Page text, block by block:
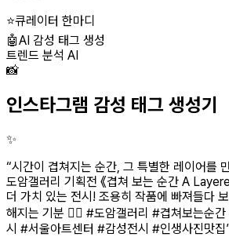
⭐큐레이터 한마디
🤖AI 감성 태그 생성
트렌드 분석 AI
📸
인스타그램 감성 태그 생성기
✨
“시간이 겹쳐지는 순간, 그 특별한 레이어를
도암갤러리 기획전 《겹쳐 보는 순간 A
더 가치 있는 전시! 조용히 작품에 빠져들다
해지는 기분 🧘‍♀️ #도암갤러리 #겹쳐보는순
시 #서울아트센터 #감성전시 #인생사진맛집